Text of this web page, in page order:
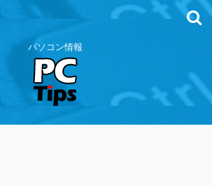
パソコン情報